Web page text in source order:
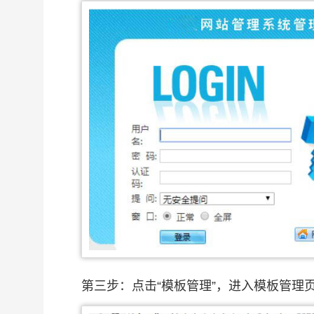
第三步：点击“模板管理”，进入模板管理